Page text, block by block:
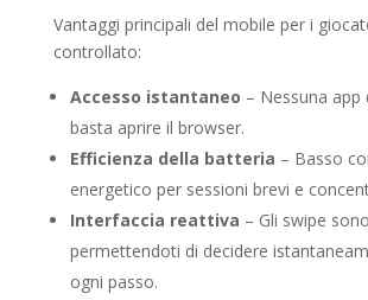
Vantaggi principali del mobile per i
controllato:
Accesso istantaneo – Nessuna app
basta aprire il browser.
Efficienza della batteria – Basso
energetico per sessioni brevi e
Interfaccia reattiva – Gli swipe
permettendoti di decidere
ogni passo.